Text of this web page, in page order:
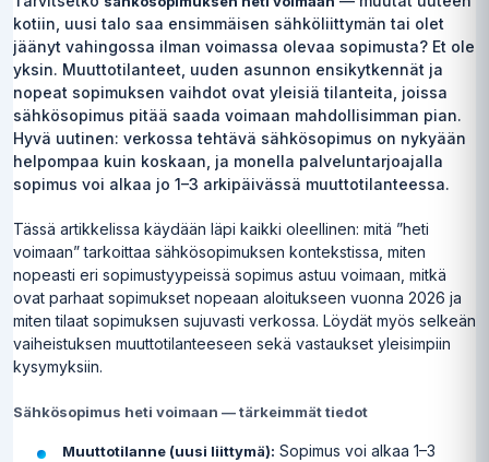
kotiin, uusi talo saa ensimmäisen sähköliittymän tai olet
jäänyt vahingossa ilman voimassa olevaa sopimusta? Et ole
yksin. Muuttotilanteet, uuden asunnon ensikytkennät ja
nopeat sopimuksen vaihdot ovat yleisiä tilanteita, joissa
sähkösopimus pitää saada voimaan mahdollisimman pian.
Hyvä uutinen: verkossa tehtävä sähkösopimus on nykyään
helpompaa kuin koskaan, ja monella palveluntarjoajalla
sopimus voi alkaa jo 1–3 arkipäivässä muuttotilanteessa.
Tässä artikkelissa käydään läpi kaikki oleellinen: mitä ”heti
voimaan” tarkoittaa sähkösopimuksen kontekstissa, miten
nopeasti eri sopimustyypeissä sopimus astuu voimaan, mitkä
ovat parhaat sopimukset nopeaan aloitukseen vuonna 2026 ja
miten tilaat sopimuksen sujuvasti verkossa. Löydät myös selkeän
vaiheistuksen muuttotilanteeseen sekä vastaukset yleisimpiin
kysymyksiin.
Sähkösopimus heti voimaan — tärkeimmät tiedot
Muuttotilanne (uusi liittymä): Sopimus voi alkaa 1–3